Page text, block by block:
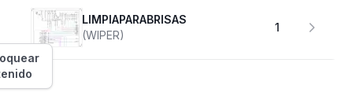
LIMPIAPARABRISAS
(WIPER)
1